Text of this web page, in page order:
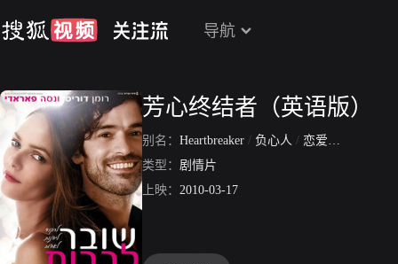
导航
芳心终结者（英语版）
别名： Heartbreaker / 负心人 / 恋爱救火队
类型： 剧情片
上映： 2010-03-17